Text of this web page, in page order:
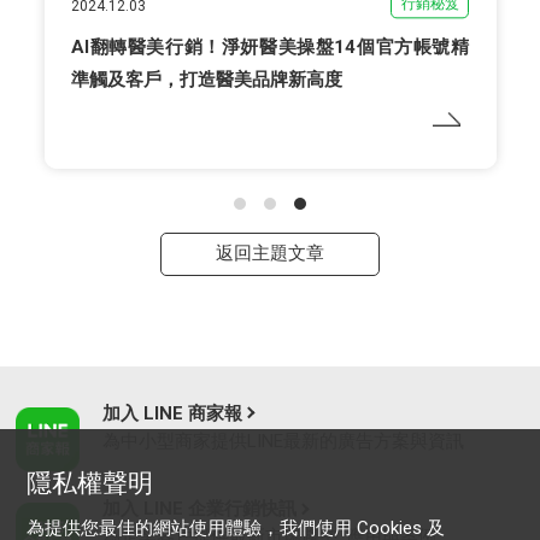
2024.12.03 行銷秘笈
AI翻轉醫美行銷！淨妍醫美操盤14個官方帳號精
準觸及客戶，打造醫美品牌新高度
返回主題文章
加入 LINE 商家報
隱私權聲明
為提供您最佳的網站使用體驗，我們使用 Cookies 及